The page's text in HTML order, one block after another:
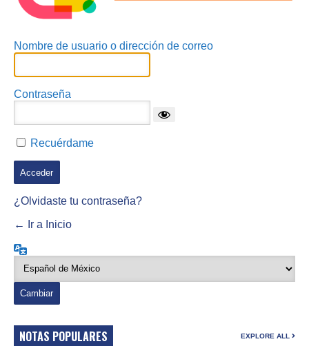
Nombre de usuario o dirección de correo
Contraseña
Recuérdame
¿Olvidaste tu contraseña?
← Ir a Inicio
NOTAS POPULARES EXPLORE ALL